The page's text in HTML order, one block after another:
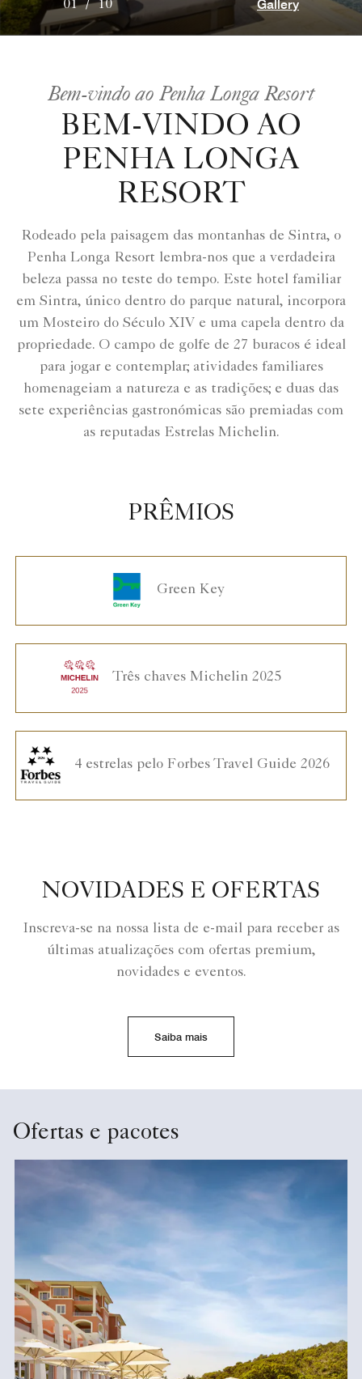
01/10 Gallery
Bem-vindo ao Penha Longa Resort
BEM-VINDO AO
PENHA LONGA
RESORT
Rodeado pela paisagem das montanhas de Sintra, o
Penha Longa Resort lembra-nos que a verdadeira
beleza passa no teste do tempo. Este hotel familiar
em Sintra, único dentro do parque natural, incorpora
um Mosteiro do Século XIV e uma capela dentro da
propriedade. O campo de golfe de 27 buracos é ideal
para jogar e contemplar; atividades familiares
homenageiam a natureza e as tradições; e duas das
sete experiências gastronómicas são premiadas com
as reputadas Estrelas Michelin.
PRÊMIOS
Green Key
Três chaves Michelin 2025
4 estrelas pelo Forbes Travel Guide 2026
NOVIDADES E OFERTAS
Inscreva-se na nossa lista de e-mail para receber as
últimas atualizações com ofertas premium,
novidades e eventos.
Saiba mais
Ofertas e pacotes